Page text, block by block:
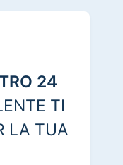
24
TI
LA TUA